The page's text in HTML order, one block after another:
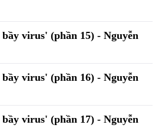
virus' (phần 15) - Nguyễn
virus' (phần 16) - Nguyễn
virus' (phần 17) - Nguyễn